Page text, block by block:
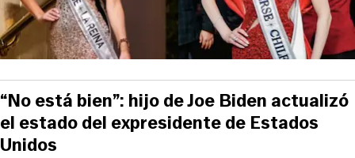
“No está bien”: hijo de Joe Biden actualizó
el estado del expresidente de Estados
Unidos